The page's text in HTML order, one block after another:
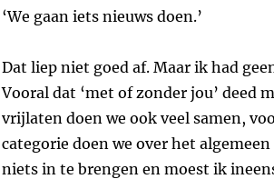
‘We gaan iets nieuws doen.’
Dat liep niet goed af. Maar ik had
Vooral dat ‘met of zonder jou’ deed
vrijlaten doen we ook veel samen,
categorie doen we over het
niets in te brengen en moest ik